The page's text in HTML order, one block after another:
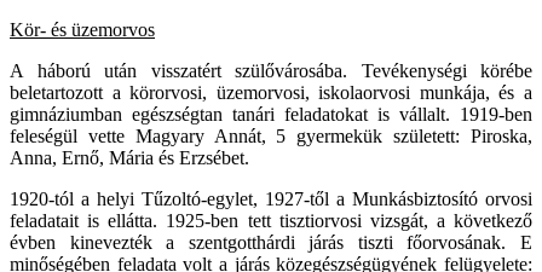
Kör- és üzemorvos
A háború után visszatért szülővárosába. Tevékenységi körébe
beletartozott a körorvosi, üzemorvosi, iskolaorvosi munkája, és a
gimnáziumban egészségtan tanári feladatokat is vállalt. 1919-ben
feleségül vette Magyary Annát, 5 gyermekük született: Piroska,
Anna, Ernő, Mária és Erzsébet.
1920-tól a helyi Tűzoltó-egylet, 1927-től a Munkásbiztosító orvosi
feladatait is ellátta. 1925-ben tett tisztiorvosi vizsgát, a következő
évben kinevezték a szentgotthárdi járás tiszti főorvosának. E
minőségében feladata volt a járás közegészségügyének felügyelete: